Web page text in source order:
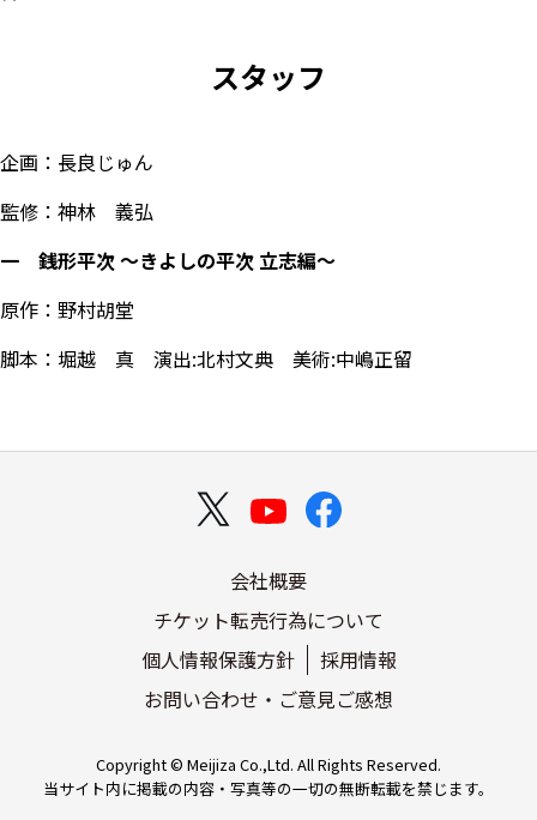
スタッフ
企画：長良じゅん
監修：神林 義弘
一 銭形平次 ～きよしの平次 立志編～
原作：野村胡堂
脚本：堀越 真 演出:北村文典 美術:中嶋正留
会社概要
チケット転売行為について
個人情報保護方針
採用情報
お問い合わせ・ご意見ご感想
Copyright © Meijiza Co.,Ltd. All Rights Reserved.
当サイト内に掲載の内容・写真等の一切の無断転載を禁じます。